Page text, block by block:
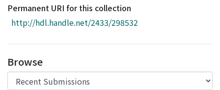
Download Ranking
Access Statistics
Permanent URI for this collection
http://hdl.handle.net/2433/298532
Browse